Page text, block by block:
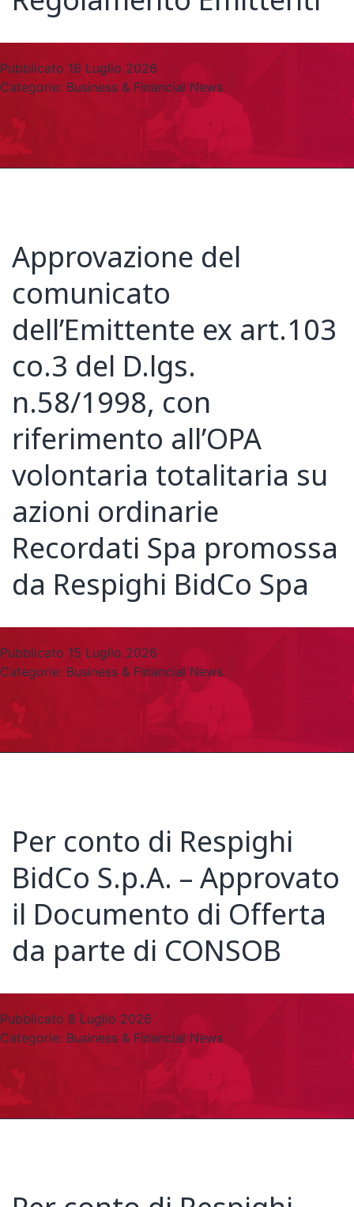
Pubblicato 16 Luglio 2026
Categorie: Business & Financial News
Approvazione del
comunicato
dell’Emittente ex art.103
co.3 del D.lgs.
n.58/1998, con
riferimento all’OPA
volontaria totalitaria su
azioni ordinarie
Recordati Spa promossa
da Respighi BidCo Spa
Pubblicato 15 Luglio 2026
Categorie: Business & Financial News
Per conto di Respighi
BidCo S.p.A. – Approvato
il Documento di Offerta
da parte di CONSOB
Pubblicato 8 Luglio 2026
Categorie: Business & Financial News